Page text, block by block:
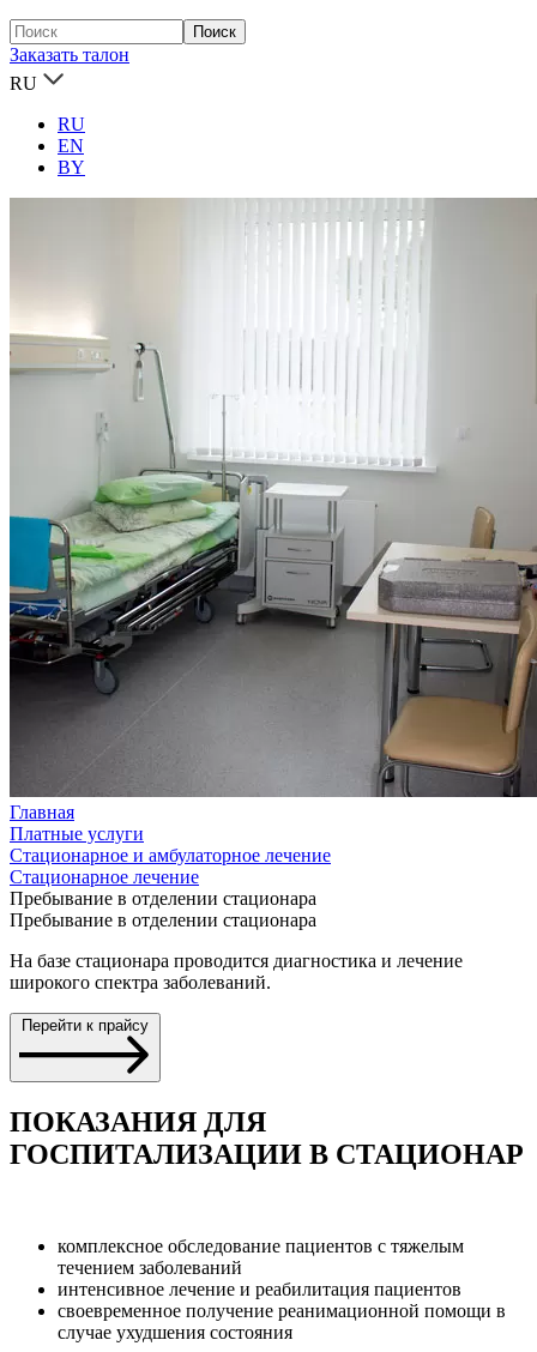
Заказать талон
RU
RU
EN
BY
Главная
Платные услуги
Стационарное и амбулаторное лечение
Стационарное лечение
Пребывание в отделении стационара
Пребывание в отделении стационара
На базе стационара проводится диагностика и лечение
широкого спектра заболеваний.
Перейти к прайсу
ПОКАЗАНИЯ ДЛЯ
ГОСПИТАЛИЗАЦИИ В СТАЦИОНАР
комплексное обследование пациентов с тяжелым
течением заболеваний
интенсивное лечение и реабилитация пациентов
своевременное получение реанимационной помощи в
случае ухудшения состояния